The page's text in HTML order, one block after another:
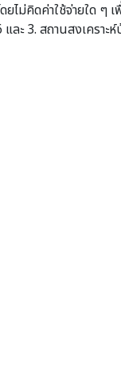
ม่คิดค่าใช้จ่ายใด ๆ เ
ละ 3. สถานสงเคราะ